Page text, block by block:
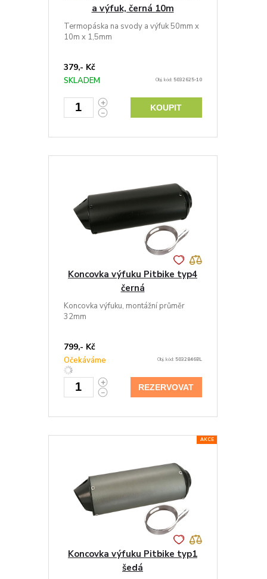
a výfuk, černá 10m
Termopáska na svody a výfuk 50mm x
10m x 1,5mm
379,- Kč
SKLADEM Obj. kód: 5032625-10
KOUPIT
Koncovka výfuku Pitbike typ4
černá
Koncovka výfuku, montážní průměr
32mm
799,- Kč
Očekáváme Obj. kód: 5032846BL
REZERVOVAT
AKCE
Koncovka výfuku Pitbike typ1
šedá